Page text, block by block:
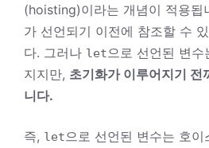
(hoisting)이라는 개념이 적용됩
가 선언되기 이전에 참조할 수
다. 그러나 let으로 선언된 변
지지만, 초기화가 이루어지기 전
니다.
즉, let으로 선언된 변수는 호